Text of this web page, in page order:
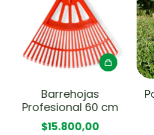
Barrehojas
Profesional 60 cm
$15.800,00